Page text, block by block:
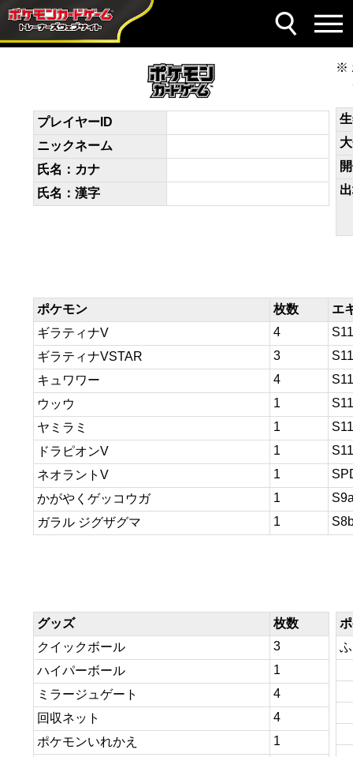
デッキコード
VVkkFk-3CHjJP-FkFkVf
プレイヤーID
ニックネーム
氏名：カナ
氏名：漢字
ポケモン 枚数
エ
ギラティナV
4
S11
ギラティナVSTAR
3
S11
キュワワー
4
S11
ウッウ
1
S11
ヤミラミ
1
S11
ドラピオンV
1
S11
ネオラントV
1
かがやくゲッコウガ
1
ガラル ジグザグマ
1
グッズ
枚数
クイックボール
3
ハイパーボール
1
ミラージュゲート
4
回収ネット
4
ポケモンいれかえ
1